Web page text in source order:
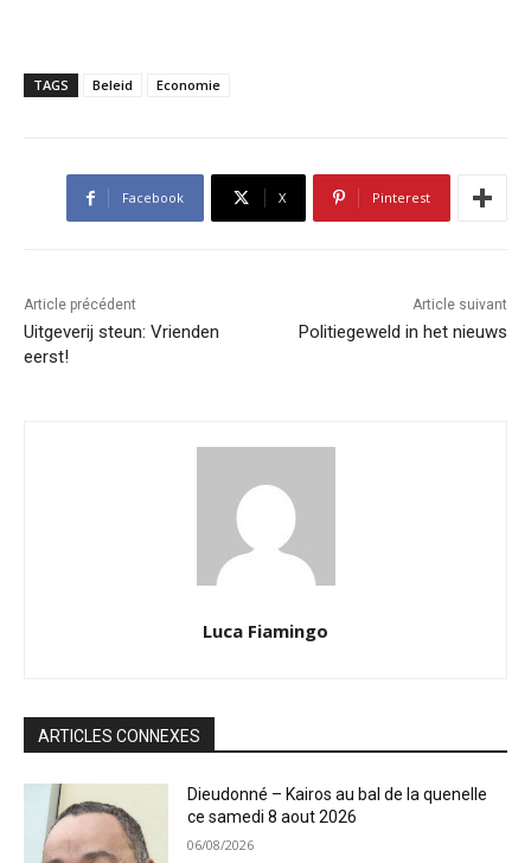
TAGS Beleid Economie
Facebook X Pinterest
Article précédent
Uitgeverij steun: Vrienden
eerst!
Article suivant
Politiegeweld in het nieuws
Luca Fiamingo
ARTICLES CONNEXES
Dieudonné – Kairos au bal de la quenelle
ce samedi 8 aout 2026
06/08/2026